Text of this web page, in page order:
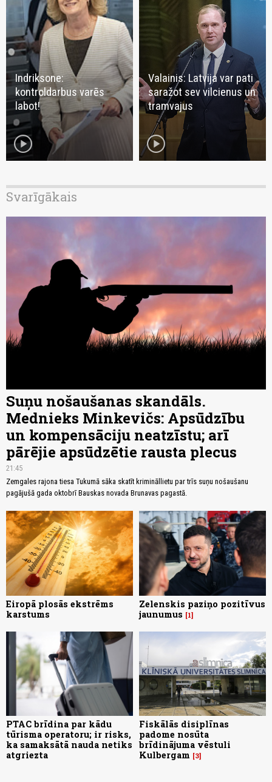
Indriksone:
kontroldarbus varēs
labot!
play_circle
Valainis: Latvija var pati
saražot sev vilcienus un
tramvajus
play_circle
Svarīgākais
Suņu nošaušanas skandāls.
Mednieks Minkevičs: Apsūdzību
un kompensāciju neatzīstu; arī
pārējie apsūdzētie rausta plecus
21:45
Zemgales rajona tiesa Tukumā sāka skatīt krimināllietu par trīs suņu nošaušanu
pagājušā gada oktobrī Bauskas novada Brunavas pagastā.
Eiropā plosās ekstrēms
karstums
Zelenskis paziņo pozitīvus
jaunumus
1
PTAC brīdina par kādu
tūrisma operatoru; ir risks,
ka samaksātā nauda netiks
atgriezta
Fiskālās disiplīnas
padome nosūta
brīdinājuma vēstuli
Kulbergam
3